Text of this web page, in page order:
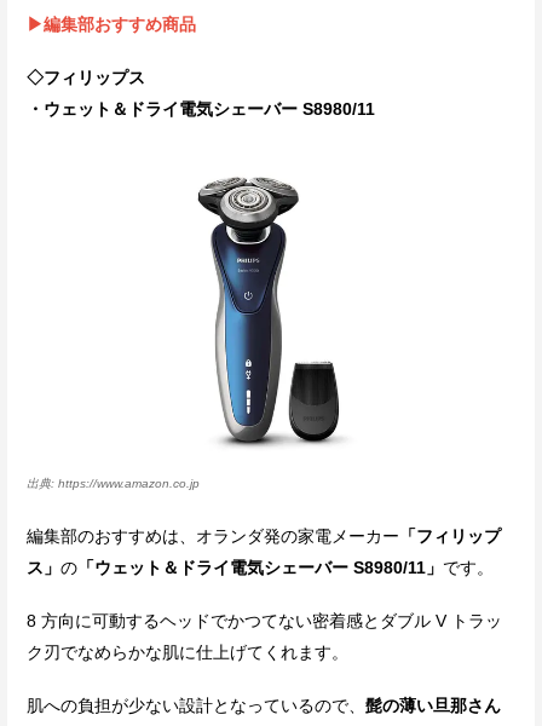
▶編集部おすすめ商品
◇フィリップス
・ウェット＆ドライ電気シェーバー S8980/11
https://www.amazon.co.jp
編集部のおすすめは、オランダ発の家電メーカー 「フィリップ
ス」 の 「ウェット＆ドライ電気シェーバー S8980/11」 です。
8 方向に可動するヘッドでかつてない密着感とダブル V トラッ
ク刃でなめらかな肌に仕上げてくれます。
肌への負担が少ない設計となっているので、 髭の薄い旦那さん